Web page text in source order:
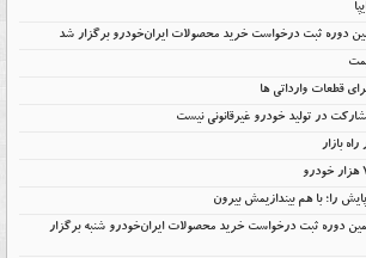
دوره ثبت درخواست خرید محصولات ایران‌خودرو برگزار شد
قطعات وارداتی ها
در تولید خودرو غیرقانونی نیست
بازار
را؛ با هم بیندازیمش بیرون
دوره ثبت درخواست خرید محصولات ایران‌خودرو شنبه برگزار